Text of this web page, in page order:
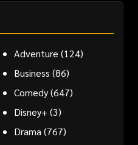
Adventure (124)
Business (86)
Comedy(647)
Disney+ (3)
Drama (767)